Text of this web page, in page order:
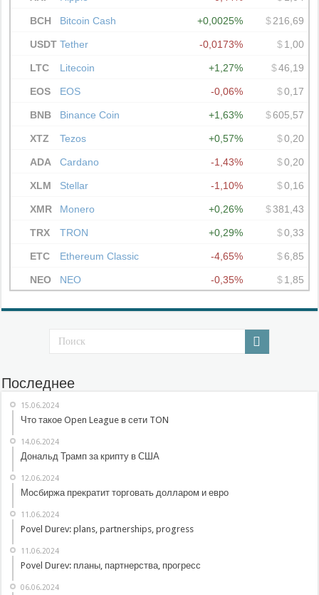
Последнее
15.06.2024
Что такое Open League в сети TON
14.06.2024
Дональд Трамп за крипту в США
12.06.2024
Мосбиржа прекратит торговать долларом и евро
11.06.2024
Povel Durev: plans, partnerships, progress
11.06.2024
Povel Durev: планы, партнерства, прогресс
06.06.2024